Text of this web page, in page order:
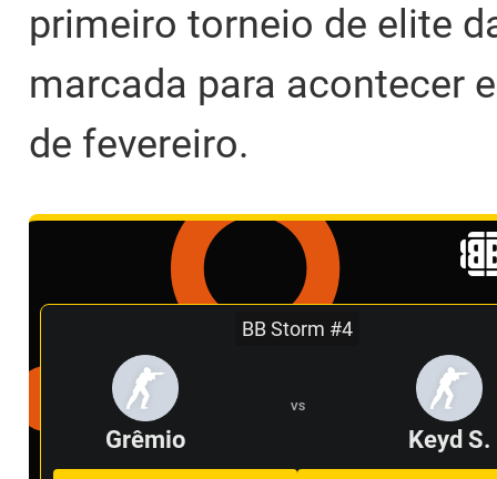
primeiro torneio de elite
marcada para acontecer
de fevereiro.
BB Storm #4
Grêmio
VS
Keyd S.